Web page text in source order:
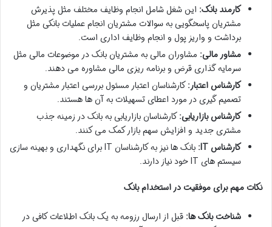
کارمند بانک: این شغل شامل انجام وظایف مختلف مثل پذیرش
مشتریان پاسخگویی به سوالات مشتریان انجام عملیات بانکی مثل
برداشت و واریز پول و انجام وظایف اداری است.
مشاور مالی: مشاوران مالی به مشتریان بانک در موضوعات مالی مثل
سرمایه گذاری قرض و برنامه ریزی مالی مشاوره می دهند.
کارشناس اعتبار:کارشناسان اعتبار مسئول بررسی اعتبار مشتریان و
تصمیم گیری در مورد اعطای تسهیلات به آن ها هستند.
کارشناس بازاریابی:کارشناسان بازاریابی به بانک در زمینه جذب
مشتری جدید و افزایش سهم بازار کمک می کنند.
کارشناس IT:
بانک ها نیز به کارشناسان IT برای نگهداری و بهینه سازی
سیستم های IT خود نیاز دارند.
نکات مهم برای موفقیت در استخدام بانک
شناخت بانک ها: قبل از ارسال رزومه به یک بانک اطلاعات کافی در